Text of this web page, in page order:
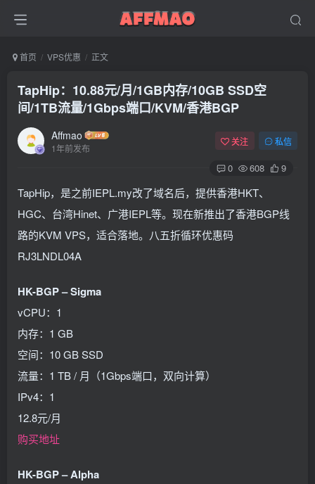
首页 VPS优惠 正文
TapHip：10.88元/月/1GB内存/10GB SSD空
间/1TB流量/1Gbps端口/KVM/香港BGP
Affmao
1年前发布
关注 私信
0 608 9
TapHip，是之前IEPL.my改了域名后，提供香港HKT、
HGC、台湾Hinet、广港IEPL等。现在新推出了香港BGP线
路的KVM VPS，适合落地。八五折循环优惠码
RJ3LNDL04A
HK-BGP – Sigma
vCPU：1
内存：1 GB
空间：10 GB SSD
流量：1 TB / 月（1Gbps端口，双向计算）
IPv4：1
12.8元/月
购买地址
HK-BGP – Alpha